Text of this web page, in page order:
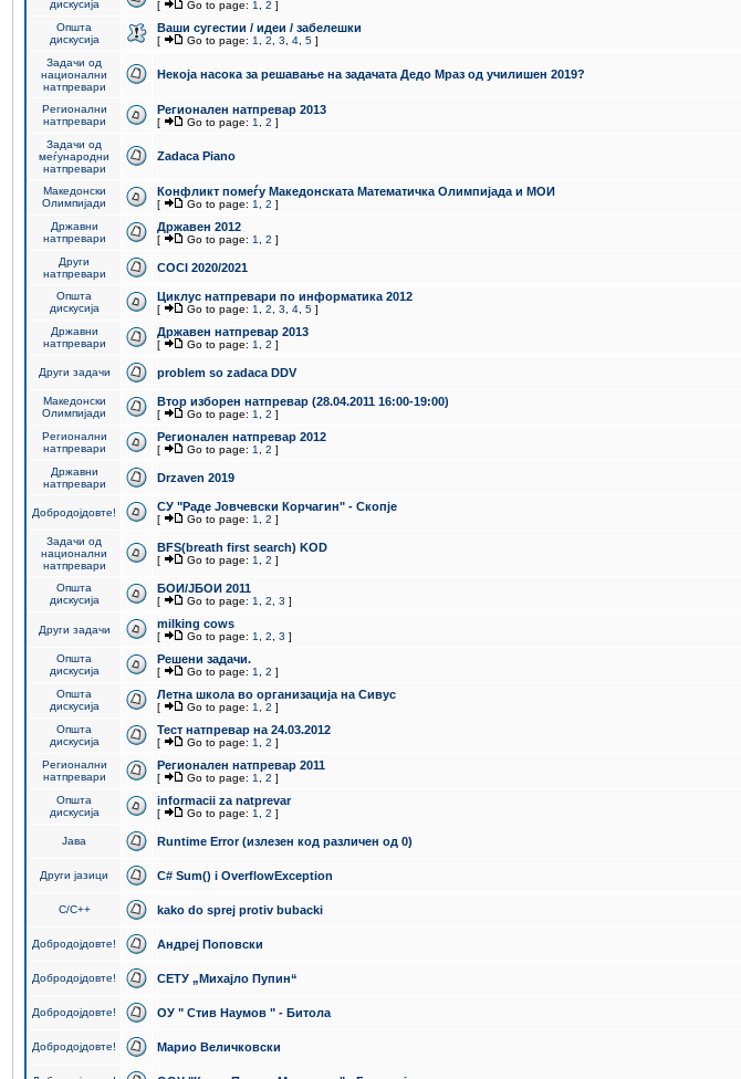
дискусија
[ Go to page: 1 2 ]
Општа
дискусија
Ваши сугестии / идеи / забелешки
[ Go to page: 1 2 3 4 5 ]
Задачи од
национални
натпревари
Некоја насока за решавање на задачата Дедо Мраз од училишен 2019?
Регионални
натпревари
Регионален натпревар 2013
[ Go to page: 1 2 ]
Задачи од
меѓународни
натпревари
Zadaca Piano
Македонски
Олимпијади
Конфликт помеѓу Македонската Математичка Олимпијада и МОИ
[ Go to page: 1 2 ]
Државни
натпревари
Државен 2012
[ Go to page: 1 2 ]
Други
натпревари
COCI 2020/2021
Општа
дискусија
Циклус натпревари по информатика 2012
[ Go to page: 1 2 3 4 5 ]
Државни
натпревари
Државен натпревар 2013
[ Go to page: 1 2 ]
Други задачи problem so zadaca DDV
Македонски
Олимпијади
Втор изборен натпревар (28.04.2011 16:00-19:00)
[ Go to page: 1 2 ]
Регионални
натпревари
Регионален натпревар 2012
[ Go to page: 1 2 ]
Државни
натпревари
Drzaven 2019
Добродојдовте! СУ "Раде Јовчевски Корчагин" - Скопје
[ Go to page: 1 2 ]
Задачи од
национални
натпревари
BFS(breath first search) KOD
[ Go to page: 1 2 ]
Општа
дискусија
БОИ/ЈБОИ 2011
[ Go to page: 1 2 3 ]
Други задачи milking cows
[ Go to page: 1 2 3 ]
Општа
дискусија
Решени задачи.
[ Go to page: 1 2 ]
Општа
дискусија
Летна школа во организација на Сивус
[ Go to page: 1 2 ]
Општа
дискусија
Тест натпревар на 24.03.2012
[ Go to page: 1 2 ]
Регионални
натпревари
Регионален натпревар 2011
[ Go to page: 1 2 ]
Општа
дискусија
informacii za natprevar
[ Go to page: 1 2 ]
Јава Runtime Error (излезен код различен од 0)
Други јазици C# Sum() i OverflowException
C/C++ kako do sprej protiv bubacki
Добродојдовте! Андреј Поповски
Добродојдовте! СЕТУ „Михајло Пупин“
Добродојдовте! ОУ " Стив Наумов " - Битола
Добродојдовте! Марио Величковски